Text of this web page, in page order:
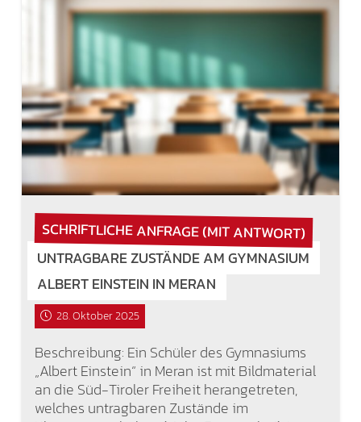
SCHRIFTLICHE ANFRAGE (MIT ANTWORT)
UNTRAGBARE ZUSTÄNDE AM GYMNASIUM
ALBERT EINSTEIN IN MERAN
28. Oktober 2025
Beschreibung: Ein Schüler des Gymnasiums
„Albert Einstein“ in Meran ist mit Bildmaterial
an die Süd-Tiroler Freiheit herangetreten,
welches untragbaren Zustände im